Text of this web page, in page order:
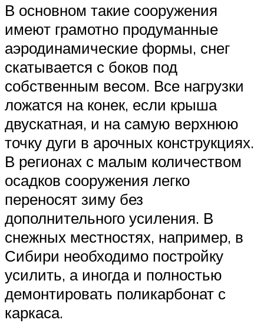
В основном такие сооружения
имеют грамотно продуманные
аэродинамические формы, снег
скатывается с боков под
собственным весом. Все нагрузки
ложатся на конек, если крыша
двускатная, и на самую верхнюю
точку дуги в арочных конструкциях.
В регионах с малым количеством
осадков сооружения легко
переносят зиму без
дополнительного усиления. В
снежных местностях, например, в
Сибири необходимо постройку
усилить, а иногда и полностью
демонтировать поликарбонат с
каркаса.